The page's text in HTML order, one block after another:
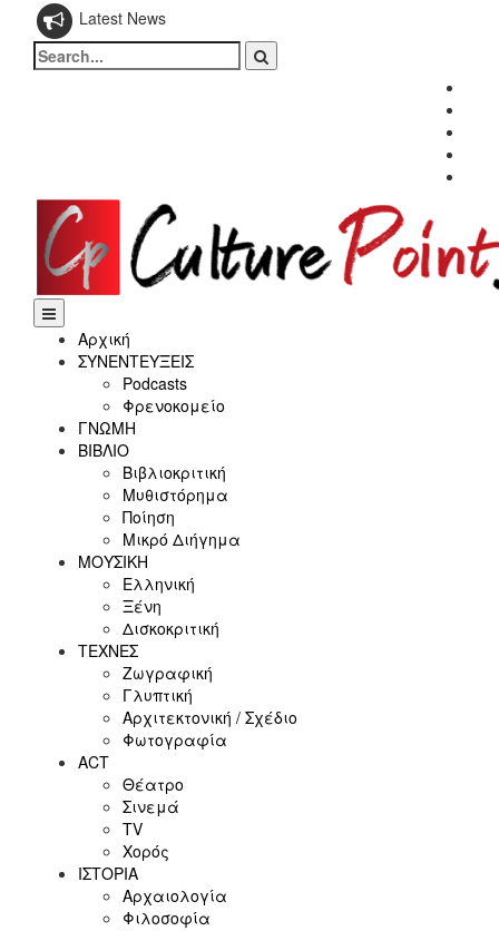
Latest News
Search
for:
Αρχική
ΣΥΝΕΝΤΕΥΞΕΙΣ
Podcasts
Φρενοκομείο
ΓΝΩΜΗ
ΒΙΒΛΙΟ
Βιβλιοκριτική
Μυθιστόρημα
Ποίηση
Μικρό Διήγημα
ΜΟΥΣΙΚΗ
Ελληνική
Ξένη
Δισκοκριτική
ΤΕΧΝΕΣ
Ζωγραφική
Γλυπτική
Αρχιτεκτονική / Σχέδιο
Φωτογραφία
ACT
Θέατρο
Σινεμά
ΤV
Χορός
ΙΣΤΟΡΙΑ
Αρχαιολογία
Φιλοσοφία